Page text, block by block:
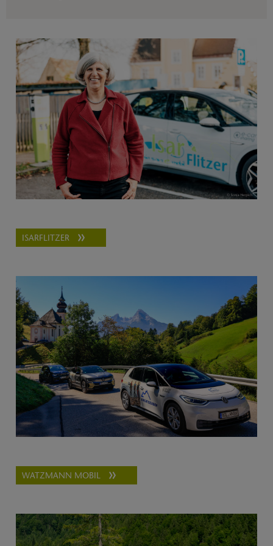
ISARFLITZER
WATZMANN MOBIL